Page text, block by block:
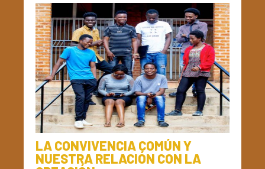
LA CONVIVENCIA COMÚN Y
NUESTRA RELACIÓN CON LA